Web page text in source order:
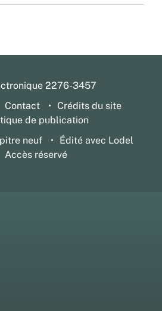
2276-3457
Contact
Crédits du site
de publication
neuf
Édité avec Lodel
Accès réservé